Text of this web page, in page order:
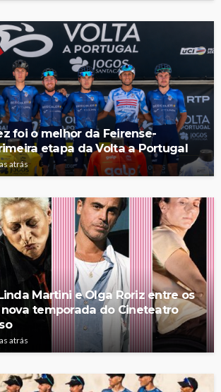
foi o melhor da Feirense-
etapa da Volta a Portugal
atrás
Martini e Olga Roriz entre os
temporada do Cineteatro
atrás